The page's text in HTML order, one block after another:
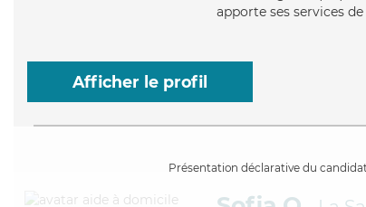
apporte ses services
Afficher le profil
Présentation déclarative du